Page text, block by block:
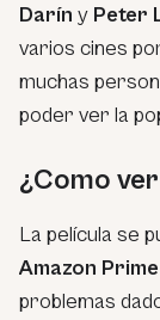
Darín y Peter
varios cines
muchas
poder ver la
¿Como
La película se
Amazon
problemas